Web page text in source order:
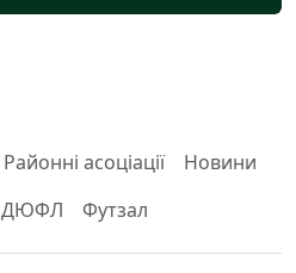
Районні асоціації
Новини
ДЮФЛ Футзал